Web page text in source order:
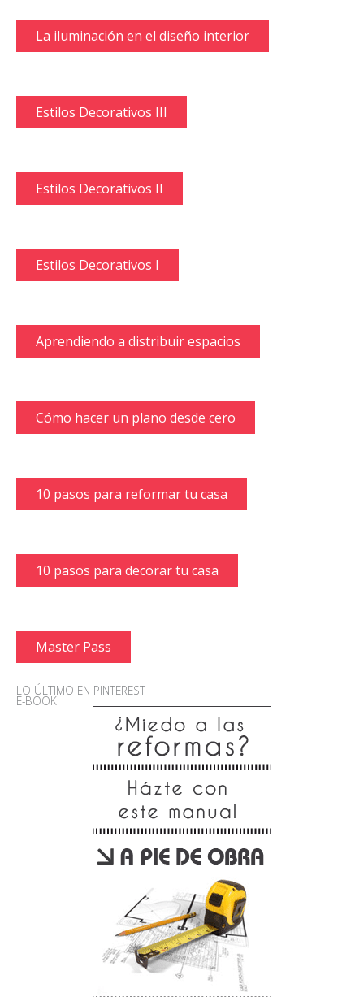
La iluminación en el diseño interior
Estilos Decorativos III
Estilos Decorativos II
Estilos Decorativos I
Aprendiendo a distribuir espacios
Cómo hacer un plano desde cero
10 pasos para reformar tu casa
10 pasos para decorar tu casa
Master Pass
LO ÚLTIMO EN PINTEREST
E-BOOK